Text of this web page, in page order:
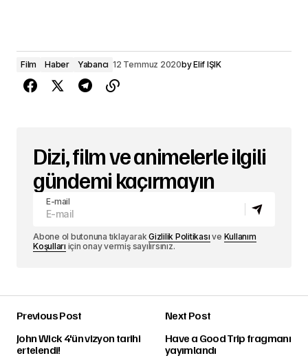
Film Haber Yabancı 12 Temmuz 2020byElif IŞIK
Dizi, film ve animelerle ilgili
gündemi kaçırmayın
E-mail
Abone ol butonuna tıklayarakGizlilik Politikası ve Kullanım
Koşulları için onay vermiş sayılırsınız.
Previous Post
John Wick 4'ün vizyon tarihi
ertelendi!
Next Post
Have a Good Trip fragmanı
yayımlandı